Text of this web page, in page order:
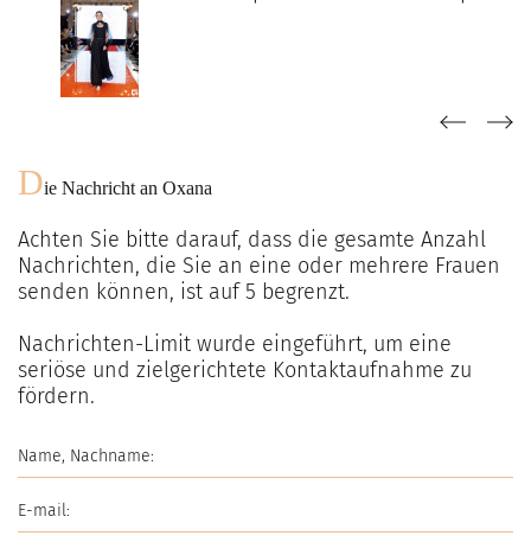
Die Nachricht an Oxana
Achten Sie bitte darauf, dass die gesamte Anzahl
Nachrichten, die Sie an eine oder mehrere Frauen
senden können, ist auf5 begrenzt.
Nachrichten-Limit wurde eingeführt, um eine
seriöse und zielgerichtete Kontaktaufnahme zu
fördern.